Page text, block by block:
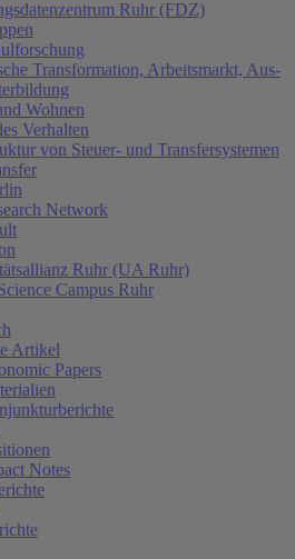
Ruhr (FDZ)
Transformation, Arbeitsmarkt, Aus-
Wohnen
Verhalten
von Steuer- und Transfersystemen
Network
Ruhr (UA Ruhr)
Campus Ruhr
Artikel
Papers
Notes